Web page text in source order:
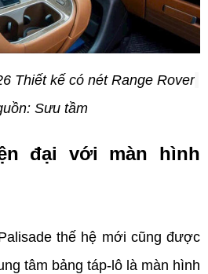
Thiết kế có nét Range Rover
Sưu tầm
đại với màn hình
thế hệ mới cũng được
tâm bảng táp-lô là màn hình